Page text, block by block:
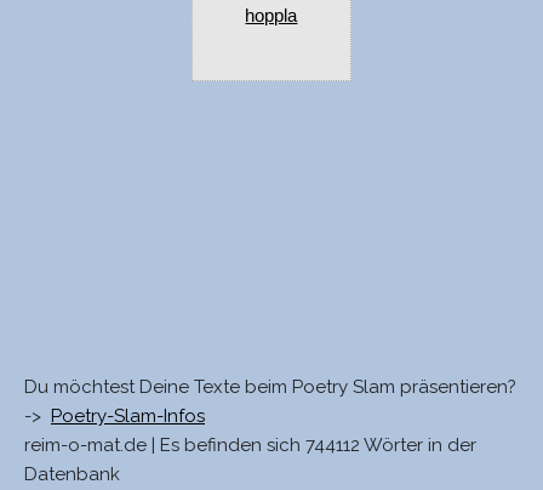
hoppla
Du möchtest Deine Texte beim Poetry Slam präsentieren?
-> Poetry-Slam-Infos
reim-o-mat.de | Es befinden sich 744112 Wörter in der
Datenbank